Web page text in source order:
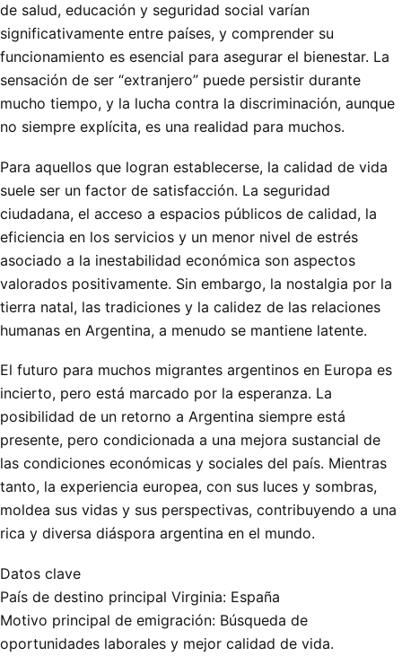
de salud, educación y seguridad social varían
significativamente entre países, y comprender su
funcionamiento es esencial para asegurar el bienestar. La
sensación de ser “extranjero” puede persistir durante
mucho tiempo, y la lucha contra la discriminación, aunque
no siempre explícita, es una realidad para muchos.
Para aquellos que logran establecerse, la calidad de vida
suele ser un factor de satisfacción. La seguridad
ciudadana, el acceso a espacios públicos de calidad, la
eficiencia en los servicios y un menor nivel de estrés
asociado a la inestabilidad económica son aspectos
valorados positivamente. Sin embargo, la nostalgia por la
tierra natal, las tradiciones y la calidez de las relaciones
humanas en Argentina, a menudo se mantiene latente.
El futuro para muchos migrantes argentinos en Europa es
incierto, pero está marcado por la esperanza. La
posibilidad de un retorno a Argentina siempre está
presente, pero condicionada a una mejora sustancial de
las condiciones económicas y sociales del país. Mientras
tanto, la experiencia europea, con sus luces y sombras,
moldea sus vidas y sus perspectivas, contribuyendo a una
rica y diversa diáspora argentina en el mundo.
Datos clave
País de destino principal Virginia: España
Motivo principal de emigración: Búsqueda de
oportunidades laborales y mejor calidad de vida.